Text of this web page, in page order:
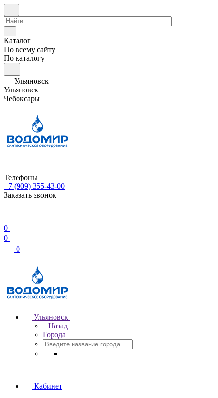
Каталог
По всему сайту
По каталогу
Ульяновск
Ульяновск
Чебоксары
Телефоны
+7 (909) 355-43-00
Заказать звонок
0
0
0
Ульяновск
Назад
Города
Кабинет